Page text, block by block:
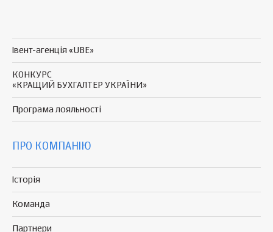
Івент-агенція «UBE»
КОНКУРС
«КРАЩИЙ БУХГАЛТЕР УКРАЇНИ»
Програма лояльності
ПРО КОМПАНІЮ
Історія
Команда
Партнери